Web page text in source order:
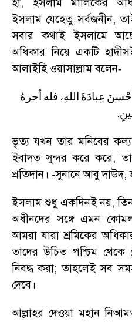
ইসলাম যেহেতু সর্বজনীন,
সবার কথাই ইসলামে
অধিকার নিয়ে একটি
আলাইহি ওয়াসাল্লাম বলেন-
عِبادَةَ اللهِ، فله أجرهُ
.
ভৃত্য যখন তার মনিবের
ইবাদত সুন্দর করে করে,
প্রতিদান। -সুনানে আবু দাউদ,
ইসলাম শুধু একদিনই নয়,
অধীনদের সঙ্গে এমন
আমরা যারা শ্রমিকের
তাদের উচিত পশ্চিম থেকে
নিবদ্ধ করা;তাহলেই সব
দেবে।
আল্লাহর দেওয়া মহান